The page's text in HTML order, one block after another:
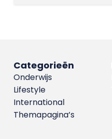
Categorieën
Onderwijs
Lifestyle
International
Themapagina’s